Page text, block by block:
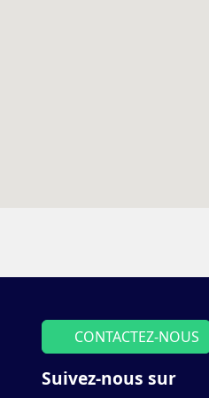
CONTACTEZ-NOUS
Suivez-nous sur